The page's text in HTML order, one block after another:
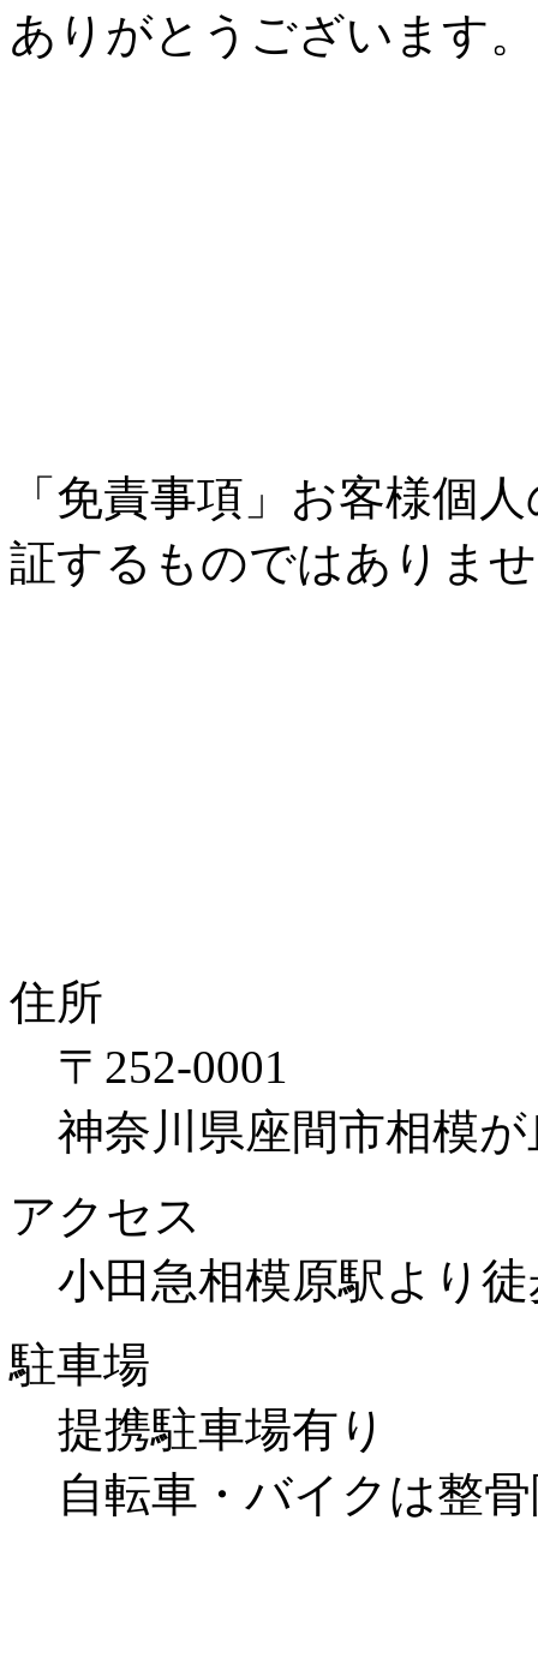
ありがとうございます。
「免責事項」お客様個
証するものではありま
住所
〒252-0001
神奈川県座間市相模が
アクセス
小田急相模原駅より
駐車場
提携駐車場有り
自転車・バイクは整